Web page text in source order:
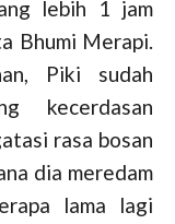
lebih 1 jam
Bhumi Merapi.
Piki sudah
kecerdasan
rasa bosan
dia meredam
lama lagi